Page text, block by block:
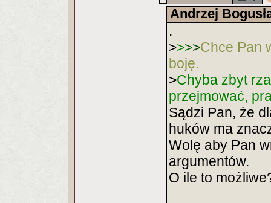
Andrzej
.
>>>>Chce Pan
boję.
>Chyba zbyt
przejmować,
Sądzi Pan, że
huków ma
Wolę aby Pan
argumentów.
O ile to